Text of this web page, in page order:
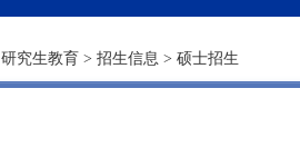
研究生教育 > 招生信息 > 硕士招生